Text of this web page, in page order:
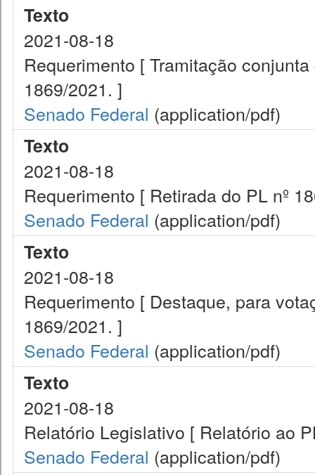
Texto
2021-08-18
Requerimento [ Tramitação
1869/2021. ]
Senado Federal (application/pdf)
Texto
2021-08-18
Requerimento [ Retirada do PL nº
Senado Federal (application/pdf)
Texto
2021-08-18
Requerimento [ Destaque, para
1869/2021. ]
Senado Federal (application/pdf)
Texto
2021-08-18
Relatório Legislativo [ Relatório ao
Senado Federal (application/pdf)